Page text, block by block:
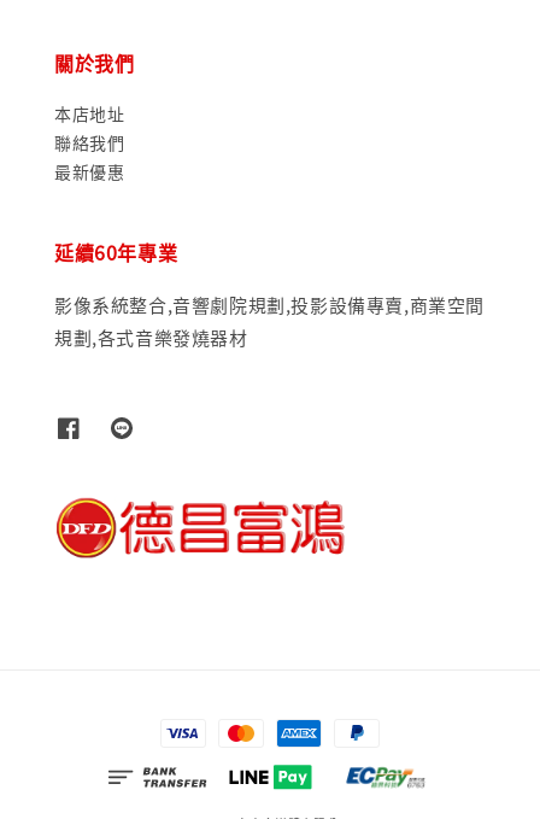
關於我們
本店地址
聯絡我們
最新優惠
延續60年專業
影像系統整合,音響劇院規劃,投影設備專賣,商業空間
規劃,各式音樂發燒器材